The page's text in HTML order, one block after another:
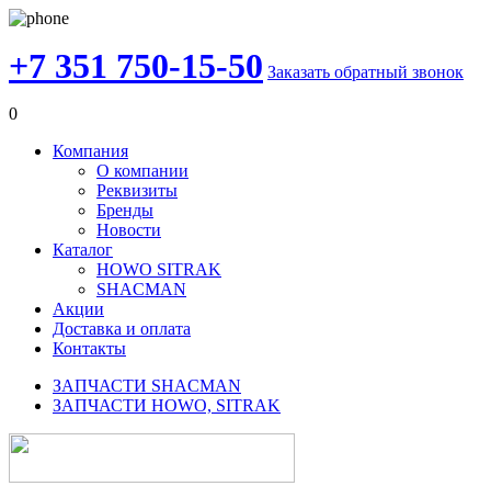
+7 351 750-15-50 Заказать обратный звонок
0
Компания
О компании
Реквизиты
Бренды
Новости
Каталог
HOWO SITRAK
SHACMAN
Акции
Доставка и оплата
Контакты
ЗАПЧАСТИ SHACMAN
ЗАПЧАСТИ HOWO, SITRAK